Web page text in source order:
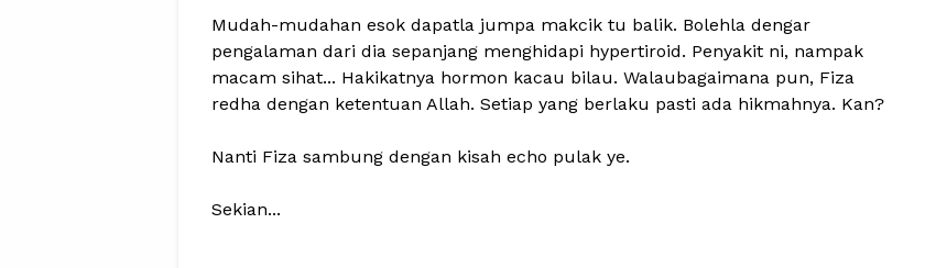
Mudah-mudahan esok dapatla jumpa makcik tu balik. Bolehla dengar
pengalaman dari dia sepanjang menghidapi hypertiroid. Penyakit ni, nampak
macam sihat... Hakikatnya hormon kacau bilau. Walaubagaimana pun, Fiza
redha dengan ketentuan Allah. Setiap yang berlaku pasti ada hikmahnya. Kan?
Nanti Fiza sambung dengan kisah echo pulak ye.
Sekian...